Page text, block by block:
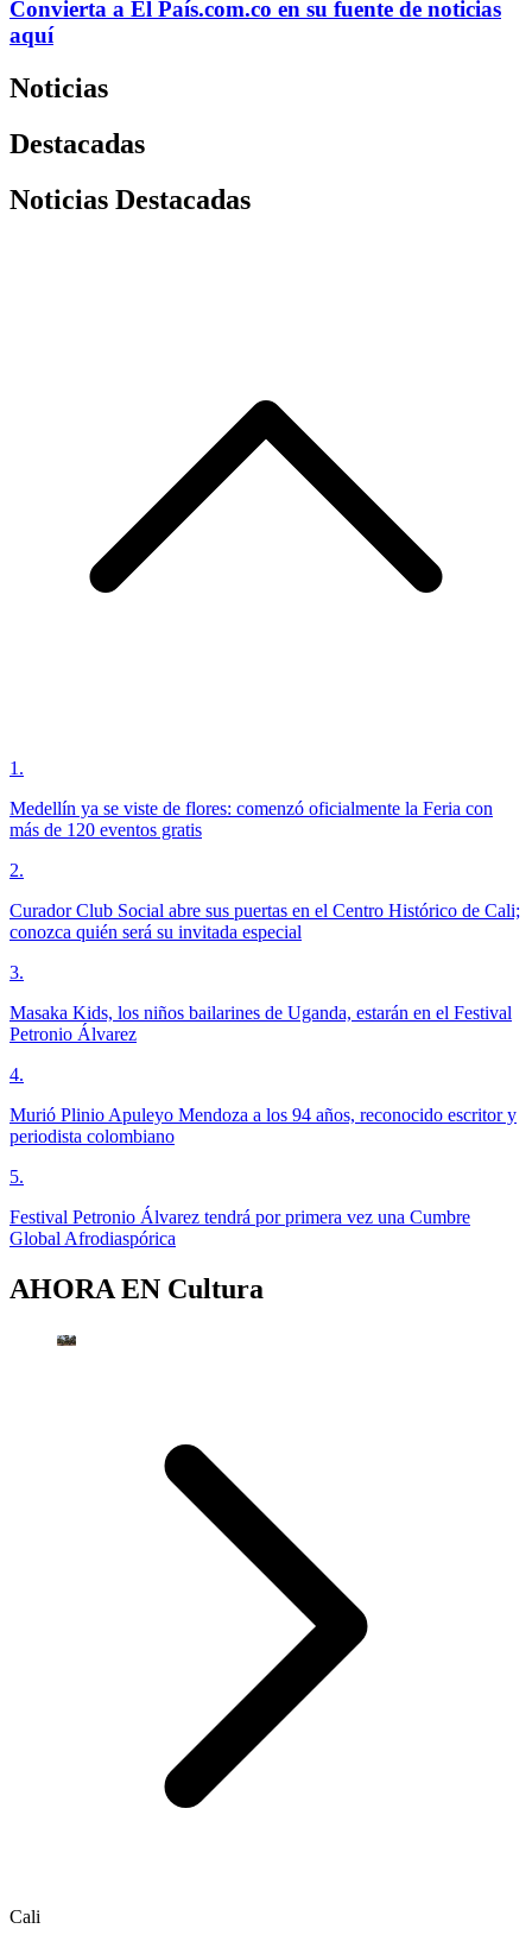
Convierta a El País.com.co en su fuente de noticias
aquí
Noticias
Destacadas
Noticias Destacadas
1 .
Medellín ya se viste de flores: comenzó oficialmente la Feria con
más de 120 eventos gratis
2.
Curador Club Social abre sus puertas en el Centro Histórico de Cali;
conozca quién será su invitada especial
3.
Masaka Kids, los niños bailarines de Uganda, estarán en el Festival
Petronio Álvarez
4.
Murió Plinio Apuleyo Mendoza a los 94 años, reconocido escritor y
periodista colombiano
5.
Festival Petronio Álvarez tendrá por primera vez una Cumbre
Global Afrodiaspórica
AHORA EN Cultura
Cali